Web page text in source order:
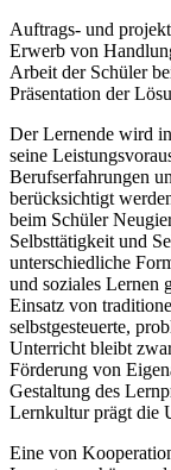
Auftrags- und
Erwerb von
Arbeit der Schüler
Präsentation der
Der Lernende wird
seine
Berufserfahrungen
berücksichtigt
beim Schüler
Selbsttätigkeit und
unterschiedliche
und soziales Lernen
Einsatz von
selbstgesteuerte,
Unterricht bleibt
Förderung von
Gestaltung des
Lernkultur prägt die
Eine von